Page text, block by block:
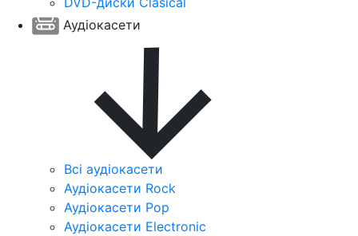
Аудіокасети
Всі аудіокасети
Аудіокасети Rock
Аудіокасети Pop
Аудіокасети Electronic